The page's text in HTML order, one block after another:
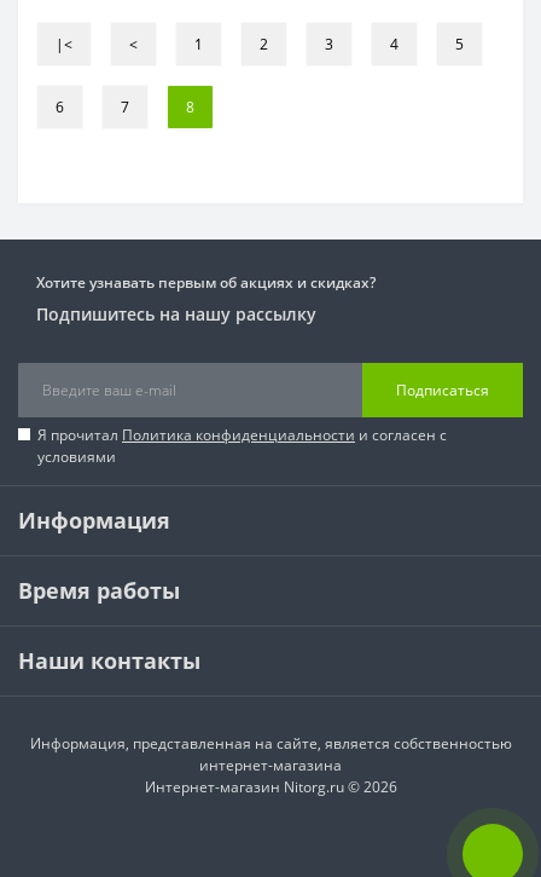
|< < 1 2 3 4 5
6 7 8
Хотите узнавать первым об акциях и скидках?
Подпишитесь на нашу рассылку
Подписаться
Я прочитал Политика конфиденциальности и согласен с
условиями
Информация
Время работы
Наши контакты
Информация, представленная на сайте, является собственностью
интернет-магазина
Интернет-магазин Nitorg.ru © 2026